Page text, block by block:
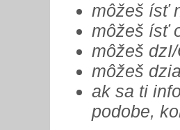
môžeš ísť
môžeš ísť
môžeš
môžeš dzia
ak sa ti
podobe,